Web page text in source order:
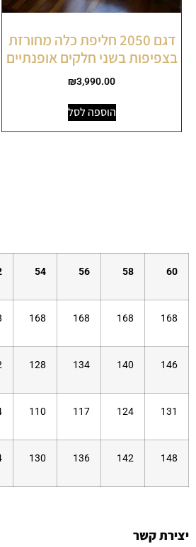
דגם 2050 חליפת כלה מחורזת
בצפיפות בשני חלקים אופנתיים
₪3,990.00
הוספה לסל
60
58
56
54
168
168
168
168
146
140
134
128
131
124
117
110
148
142
136
130
יצירת קשר